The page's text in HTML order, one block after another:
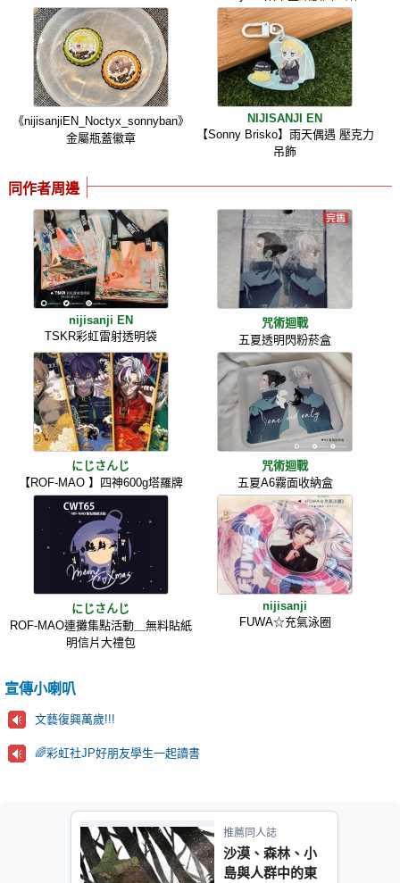
《nijisanjiEN_Noctyx_sonnyban》
金屬瓶蓋徽章
NIJISANJI EN
【Sonny Brisko】雨天偶遇 壓克力
吊飾
同作者周邊
nijisanji EN
TSKR彩虹雷射透明袋
咒術迴戰
五夏透明閃粉菸盒
にじさんじ
【ROF-MAO 】四神600g塔羅牌
咒術迴戰
五夏A6霧面收納盒
にじさんじ
ROF-MAO連攤集點活動＿無料貼紙
明信片大禮包
nijisanji
FUWA☆充氣泳圈
宣傳小喇叭
文藝復興萬歲!!!
🌈彩虹社JP好朋友學生一起讀書
推薦同人誌
沙漠、森林、小
島與人群中的東